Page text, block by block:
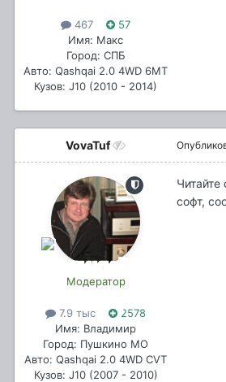
467
57
Имя: Макс
Город: СПБ
Авто: Qashqai 2.0 4WD 6MT
Кузов: J10 (2010 - 2014)
VovaTuf
Модератор
7.9 тыс
2578
Имя: Владимир
Город: Пушкино МО
Авто: Qashqai 2.0 4WD CVT
Кузов: J10 (2007 - 2010)
софт,